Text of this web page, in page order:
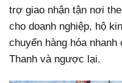
trợ giao nhận tận nơi
cho doanh nghiệp, hộ
chuyển hàng hóa
Thanh và ngược lại.